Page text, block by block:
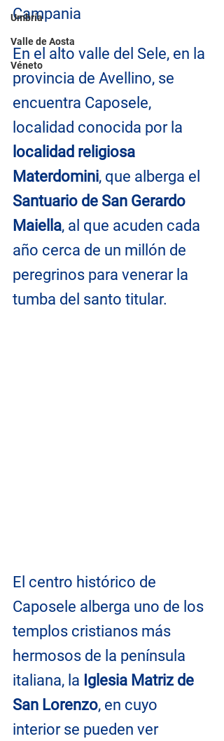
Umbría
Valle de Aosta
Véneto
Campania
En el alto valle del Sele, en la
provincia de Avellino, se
encuentra Caposele,
localidad conocida por la
localidad religiosa
Materdomini, que alberga el
Santuario de San Gerardo
Maiella, al que acuden cada
año cerca de un millón de
peregrinos para venerar la
tumba del santo titular.
El centro histórico de
Caposele alberga uno de los
templos cristianos más
hermosos de la península
italiana, la Iglesia Matriz de
San Lorenzo, en cuyo
interior se pueden ver